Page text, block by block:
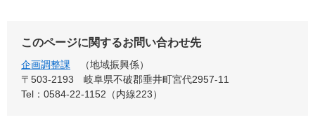
このページに関するお問い合わせ先
企画調整課
地域振興係
〒503-2193
岐阜県不破郡垂井町宮代2957-11
Tel：0584-22-1152（内線223）